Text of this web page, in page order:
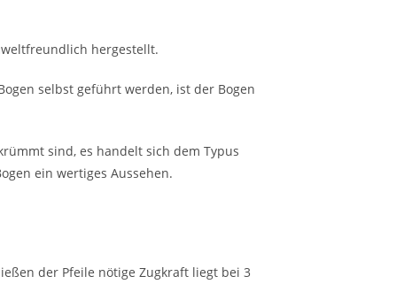
hergestellt.
selbst geführt werden, ist der Bogen
sind, es handelt sich dem Typus
ein wertiges Aussehen.
der Pfeile nötige Zugkraft liegt bei 3